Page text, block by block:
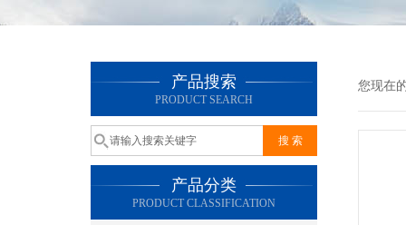
产品搜索
PRODUCT SEARCH
产品分类
PRODUCT CLASSIFICATION
您现在